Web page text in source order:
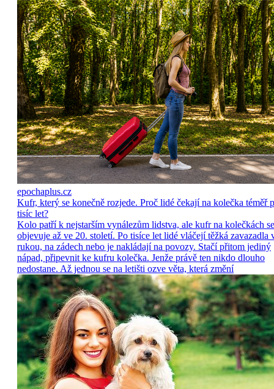
epochaplus.cz
Kufr, který se konečně rozjede. Proč lidé čekají na kolečka téměř
tisíc let?
Kolo patří k nejstarším vynálezům lidstva, ale kufr na kolečkách se
objevuje až ve 20. století. Po tisíce let lidé vláčejí těžká zavazadla
rukou, na zádech nebo je nakládají na povozy. Stačí přitom jediný
nápad, připevnit ke kufru kolečka. Jenže právě ten nikdo dlouho
nedostane. Až jednou se na letišti ozve věta, která změní